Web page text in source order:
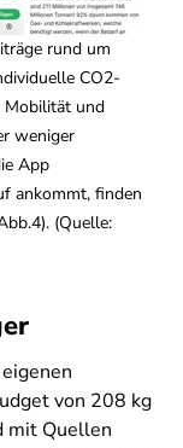
rund um
CO2-
Mobilität und
weniger
App
ankommt, finden
(Quelle:
von 208 kg
mit Quellen